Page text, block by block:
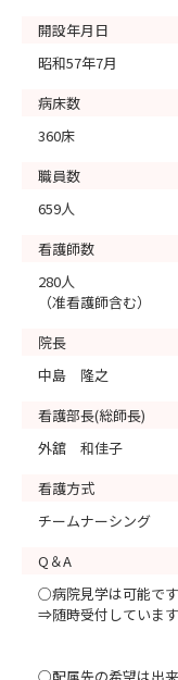
開設年月日
昭和57年7月
病床数
360床
職員数
659人
看護師数
280人
（准看護師含む）
院長
中島 隆之
看護部長(総師長)
外舘 和佳子
看護方式
チームナーシング
Q＆A
○病院見学は可能で
⇒随時受付していま